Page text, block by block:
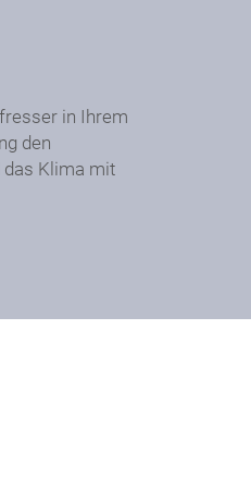
in Ihrem
den
das Klima mit